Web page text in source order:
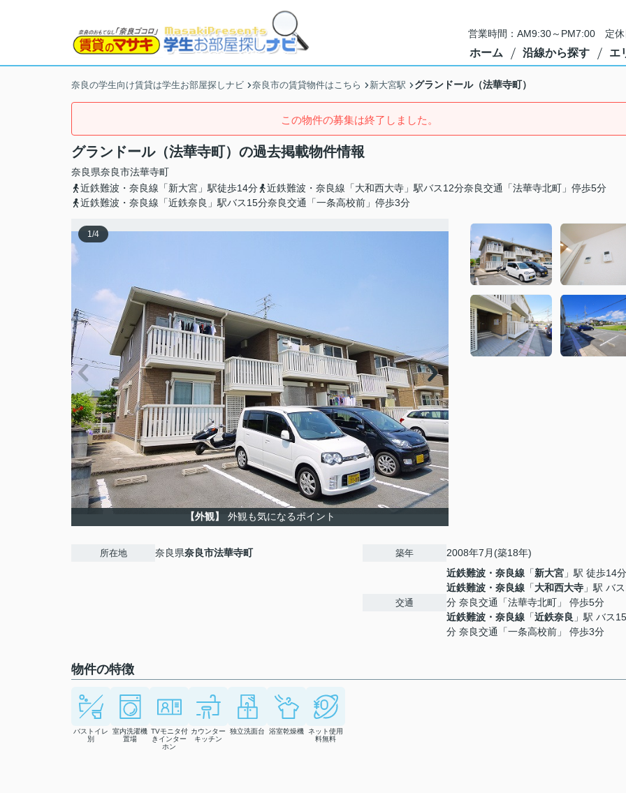
営業時間：AM9:30～PM7:00 定休
ホーム 沿線から探す エ
奈良の学生向け賃貸は学生お部屋探しナビ 奈良市の賃貸物件はこちら 新大宮駅 グランドール（法華寺町）
この物件の募集は終了しました。
グランドール（法華寺町）の過去掲載物件情報
奈良県奈良市法華寺町
近鉄難波・奈良線「新大宮」駅徒歩14分
近鉄難波・奈良線「大和西大寺」駅バス12分奈良交通「法華寺北町」停歩5分
近鉄難波・奈良線「近鉄奈良」駅バス15分奈良交通「一条高校前」停歩3分
1/4
【外観】 外観も気になるポイント
所在地 奈良県奈良市法華寺町 築年 2008年7月(築18年)
交通
近鉄難波・奈良線 「新大宮 」駅 徒歩14分
近鉄難波・奈良線 「大和西大寺 」駅 バ
分 奈良交通「法華寺北町」 停歩5分
近鉄難波・奈良線 「近鉄奈良 」駅 バス15
分 奈良交通「一条高校前」 停歩3分
物件の特徴
バストイレ
別
室内洗濯機
置場
TVモニタ付
きインター
ホン
カウンター
キッチン
独立洗面台 浴室乾燥機 ネット使用
料無料